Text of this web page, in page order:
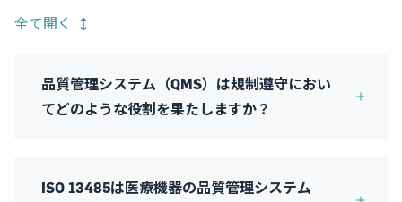
全て開く
品質管理システム（QMS）は規制遵守におい
てどのような役割を果たしますか？
ISO 13485は医療機器の品質管理システム